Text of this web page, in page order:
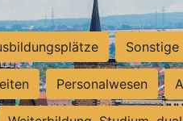
Personalwesen